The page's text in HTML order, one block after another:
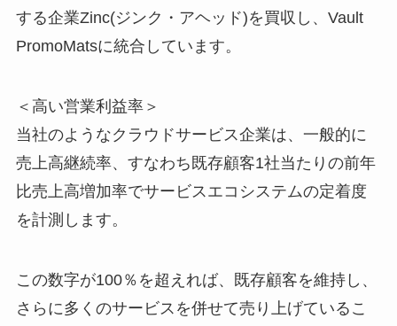
する企業Zinc(ジンク・アヘッド)を買収し、Vault
PromoMatsに統合しています。
＜高い営業利益率＞
当社のようなクラウドサービス企業は、一般的に
売上高継続率、すなわち既存顧客1社当たりの前年
比売上高増加率でサービスエコシステムの定着度
を計測します。
この数字が100％を超えれば、既存顧客を維持し、
さらに多くのサービスを併せて売り上げているこ